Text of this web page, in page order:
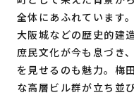
全体にあふれています。
大阪城などの歴史的建
庶民文化が今も息づき
を見せるのも魅力。梅
な高層ビル群が立ち並